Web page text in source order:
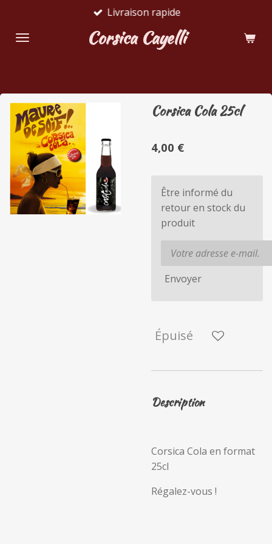
contenu
Corsica Cayelli
Livraison rapide
Corsica Cola 25cl
4,00 €
Être informé du
retour en stock du
produit
Envoyer
Épuisé
Description
Corsica Cola en format
25cl
Régalez-vous !